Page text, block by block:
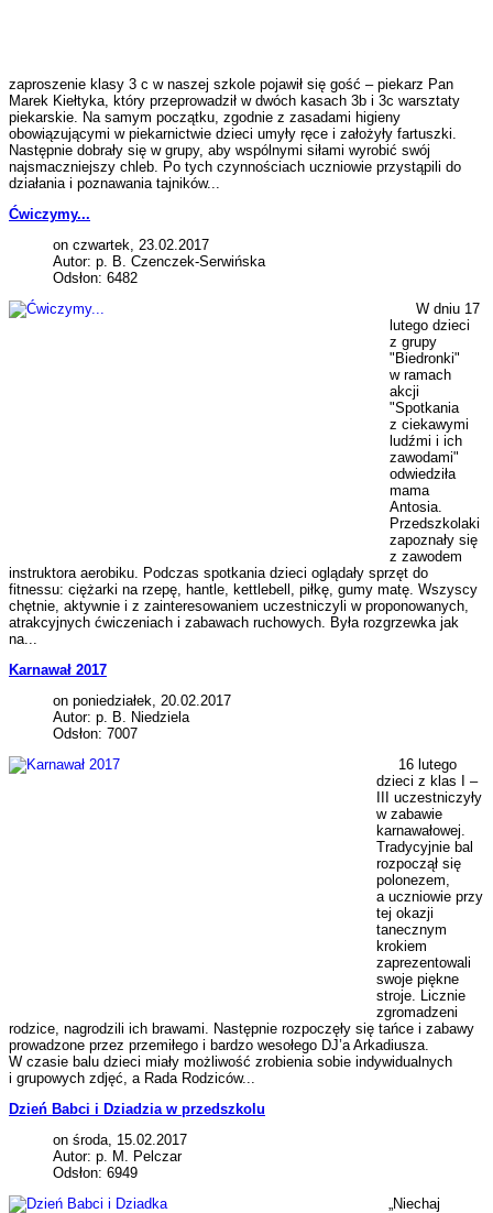
zaproszenie klasy 3 c w naszej szkole pojawił się gość – piekarz Pan
Marek Kiełtyka, który przeprowadził w dwóch kasach 3b i 3c warsztaty
piekarskie. Na samym początku, zgodnie z zasadami higieny
obowiązującymi w piekarnictwie dzieci umyły ręce i założyły fartuszki.
Następnie dobrały się w grupy, aby wspólnymi siłami wyrobić swój
najsmaczniejszy chleb. Po tych czynnościach uczniowie przystąpili do
działania i poznawania tajników...
Ćwiczymy...
on czwartek, 23.02.2017
Autor: p. B. Czenczek-Serwińska
Odsłon: 6482
W dniu 17
lutego dzieci
z grupy
"Biedronki"
w ramach
akcji
"Spotkania
z ciekawymi
ludźmi i ich
zawodami"
odwiedziła
mama
Antosia.
Przedszkolaki
zapoznały się
z zawodem
instruktora aerobiku. Podczas spotkania dzieci oglądały sprzęt do
fitnessu: ciężarki na rzepę, hantle, kettlebell, piłkę, gumy matę. Wszyscy
chętnie, aktywnie i z zainteresowaniem uczestniczyli w proponowanych,
atrakcyjnych ćwiczeniach i zabawach ruchowych. Była rozgrzewka jak
na...
Karnawał 2017
on poniedziałek, 20.02.2017
Autor: p. B. Niedziela
Odsłon: 7007
16 lutego
dzieci z klas I –
III uczestniczyły
w zabawie
karnawałowej.
Tradycyjnie bal
rozpoczął się
polonezem,
a uczniowie przy
tej okazji
tanecznym
krokiem
zaprezentowali
swoje piękne
stroje. Licznie
zgromadzeni
rodzice, nagrodzili ich brawami. Następnie rozpoczęły się tańce i zabawy
prowadzone przez przemiłego i bardzo wesołego DJ’a Arkadiusza.
W czasie balu dzieci miały możliwość zrobienia sobie indywidualnych
i grupowych zdjęć, a Rada Rodziców...
Dzień Babci i Dziadzia w przedszkolu
on środa, 15.02.2017
Autor: p. M. Pelczar
Odsłon: 6949
„Niechaj